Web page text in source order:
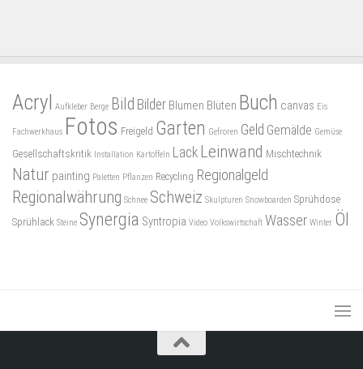
Acryl Aufkleber Berge Bild Bilder Blumen Blüten Buch canvas Eis
Fachwerkhaus Fotos Freigeld Garten Gefroren Geld Gemälde Gemüse
Gesellschaftskritik Installation Kartoffeln Lack Leinwand Mischtechnik
Natur painting Paletten Pflanzen Recycling Regionalgeld
Regionalwährung Schnee Schweiz Skulpturen Snowboarden Sprühdose
Sprühlack Steine Synergia Syntropia Video Volkswirtschaft Wasser Winter Öl